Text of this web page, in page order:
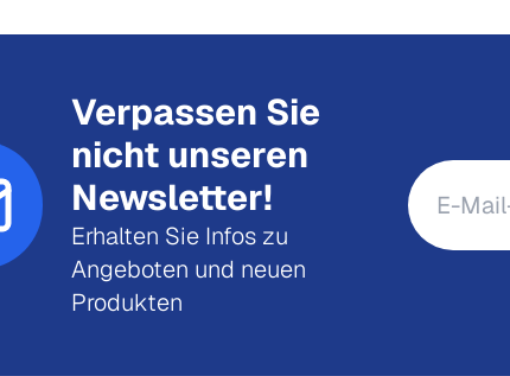
Verpassen Sie
nicht unseren
Newsletter!
Erhalten Sie Infos zu
Angeboten und neuen
Produkten